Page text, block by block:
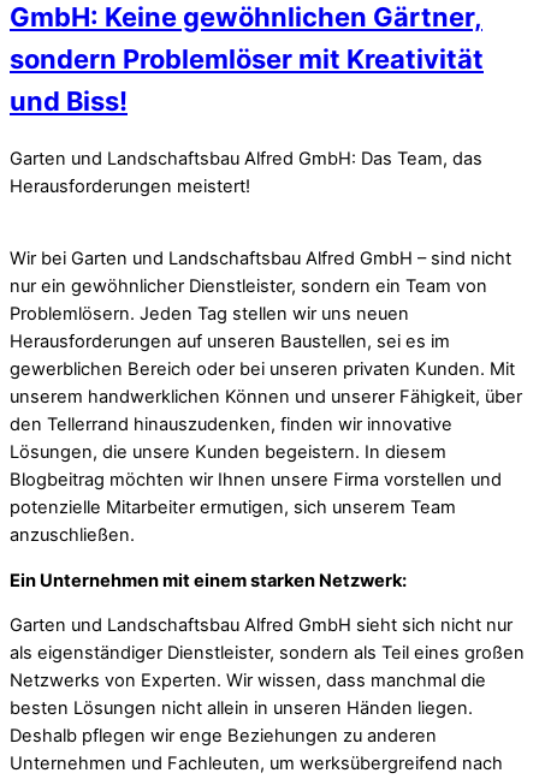
GmbH: Keine gewöhnlichen Gärtner,
sondern Problemlöser mit Kreativität
und Biss!
Garten und Landschaftsbau Alfred GmbH: Das Team, das
Herausforderungen meistert!
Wir bei Garten und Landschaftsbau Alfred GmbH – sind nicht
nur ein gewöhnlicher Dienstleister, sondern ein Team von
Problemlösern. Jeden Tag stellen wir uns neuen
Herausforderungen auf unseren Baustellen, sei es im
gewerblichen Bereich oder bei unseren privaten Kunden. Mit
unserem handwerklichen Können und unserer Fähigkeit, über
den Tellerrand hinauszudenken, finden wir innovative
Lösungen, die unsere Kunden begeistern. In diesem
Blogbeitrag möchten wir Ihnen unsere Firma vorstellen und
potenzielle Mitarbeiter ermutigen, sich unserem Team
anzuschließen.
Ein Unternehmen mit einem starken Netzwerk:
Garten und Landschaftsbau Alfred GmbH sieht sich nicht nur
als eigenständiger Dienstleister, sondern als Teil eines großen
Netzwerks von Experten. Wir wissen, dass manchmal die
besten Lösungen nicht allein in unseren Händen liegen.
Deshalb pflegen wir enge Beziehungen zu anderen
Unternehmen und Fachleuten, um werksübergreifend nach